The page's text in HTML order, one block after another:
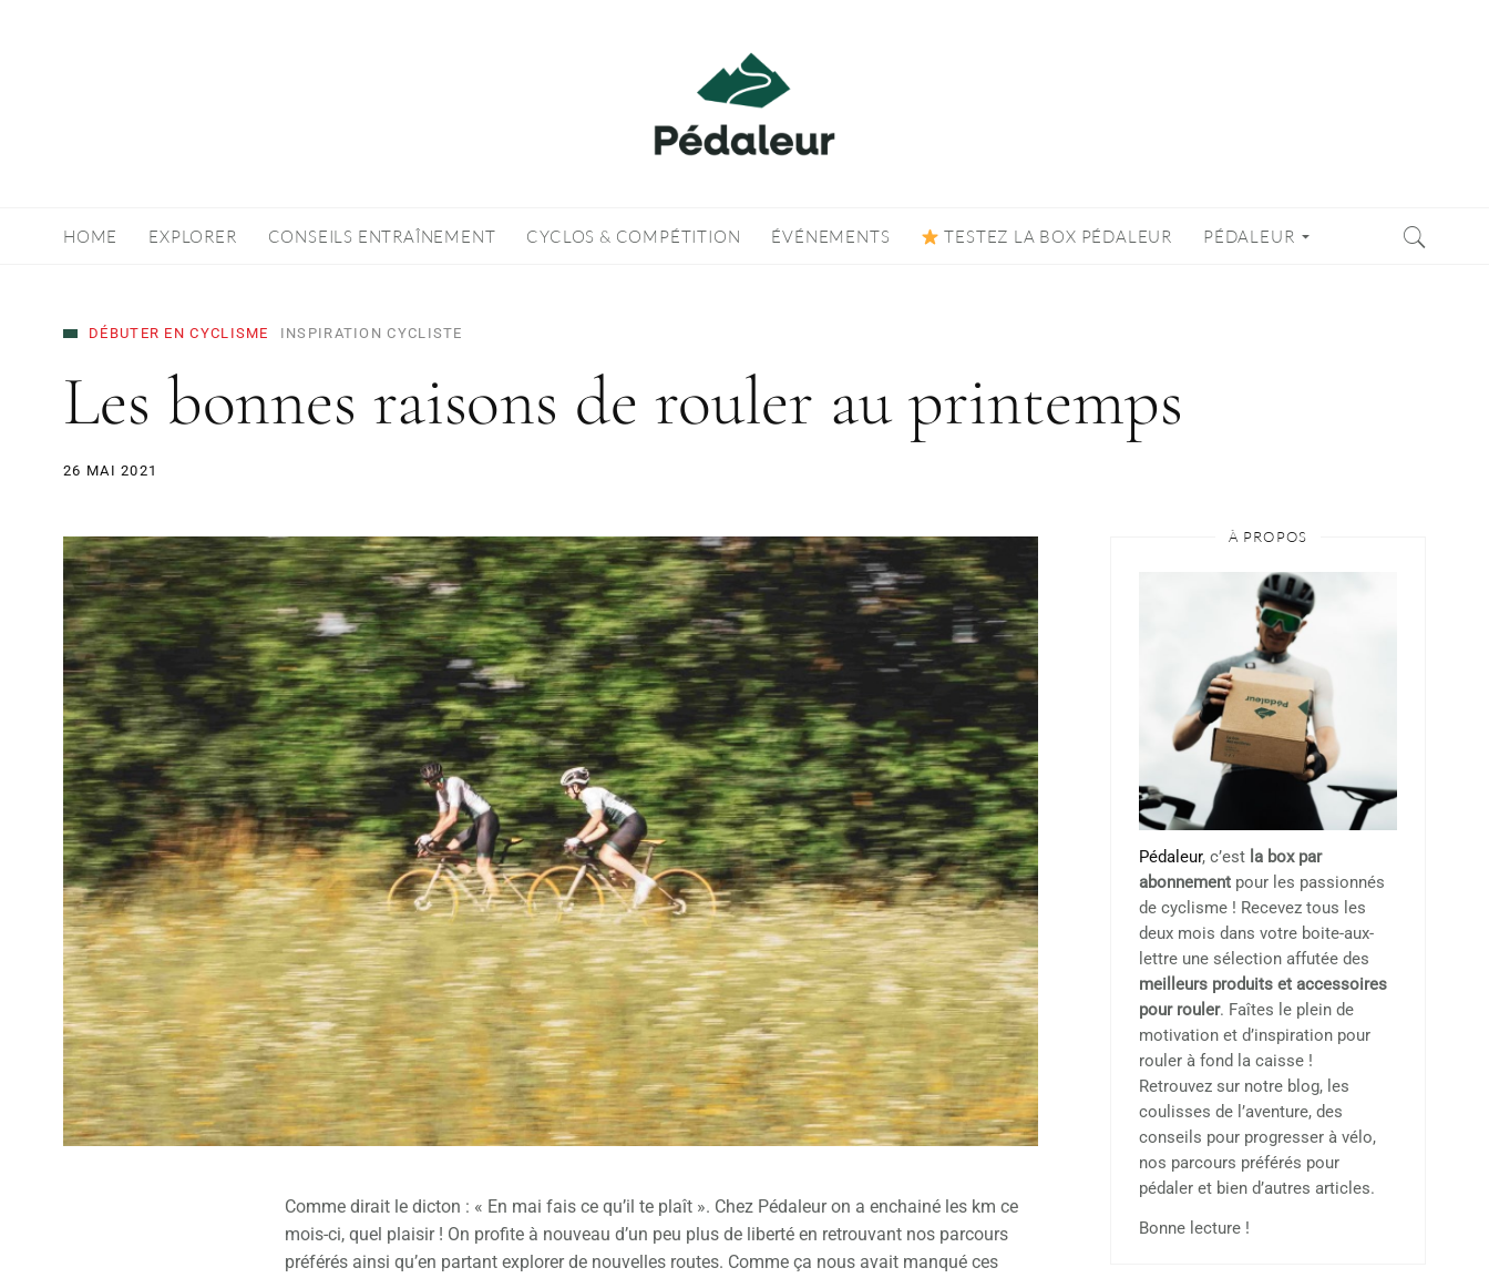
HOME EXPLORER CONSEILS ENTRAÎNEMENT CYCLOS & COMPÉTITION ÉVÉNEMENTS TESTEZ LA BOX PÉDALEUR PÉDALEUR
DÉBUTER EN CYCLISME INSPIRATION CYCLISTE
Les bonnes raisons de rouler au printemps
26 MAI 2021
Comme dirait le dicton : « En mai fais ce qu’il te plaît ». Chez Pédaleur on a enchainé les km ce
mois-ci, quel plaisir ! On profite à nouveau d’un peu plus de liberté en retrouvant nos parcours
préférés ainsi qu’en partant explorer de nouvelles routes. Comme ça nous avait manqué ces
À PROPOS
Pédaleur, c’est la box par
abonnement pour les passionnés
de cyclisme ! Recevez tous les
deux mois dans votre boite-aux-
lettre une sélection affutée des
meilleurs produits et accessoires
pour rouler. Faîtes le plein de
motivation et d’inspiration pour
rouler à fond la caisse !
Retrouvez sur notre blog, les
coulisses de l’aventure, des
conseils pour progresser à vélo,
nos parcours préférés pour
pédaler et bien d’autres articles.
Bonne lecture !